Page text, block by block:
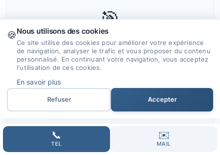
🎯
Expertise et Savoir-faire
Nous offrons notre expertise et nos
compétences pour la création de sites
internet performants et adaptés à vos
ambitions.
📞
TEL
✉️
MAIL
🍪Nous utilisons des cookies
Ce site utilise des cookies pour améliorer votre expérience
de navigation, analyser le trafic et vous proposer du contenu
personnalisé. En continuant votre navigation, vous acceptez
l'utilisation de ces cookies.
En savoir plus
Refuser Accepter